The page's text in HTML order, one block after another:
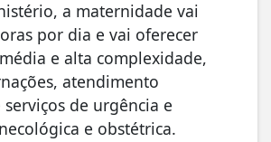
a maternidade vai
por dia e vai oferecer
e alta complexidade,
atendimento
de urgência e
e obstétrica.